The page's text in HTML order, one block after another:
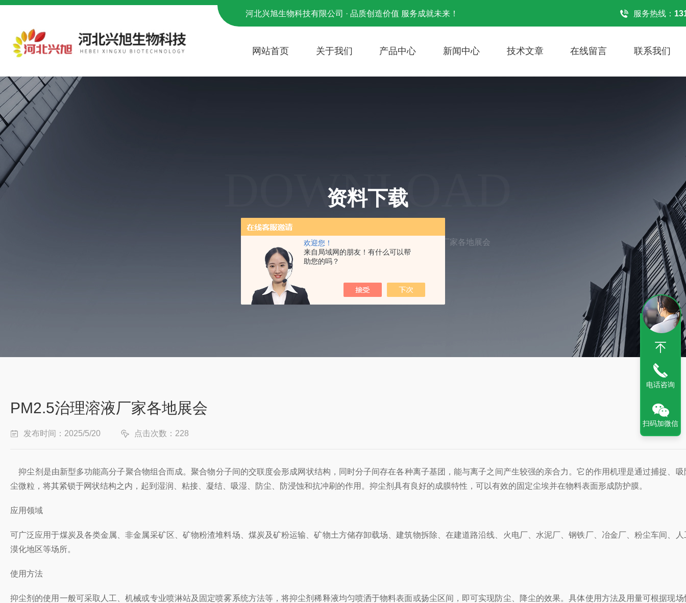
欢迎您！
来自局域网的朋友！有什么可以帮
助您的吗？
河北兴旭生物科技有限公司 · 品质创造价值 服务成就未来！ 服务热线：
网站首页 关于我们 产品中心 新闻中心 技术文章 在线留言 联系我们
DOWNLOAD
资料下载
当前位置：首页 PM2.5治理溶液厂家各地展会
PM2.5治理溶液厂家各地展会
发布时间：2025/5/20 点击次数：228
抑尘剂是由新型多功能高分子聚合物组合而成。聚合物分子间的交联度会形成网状结构，同时分子间存在各种离子基团，能与离子之间产生较强的亲合力。它的作用机理是通过捕捉、吸
尘微粒，将其紧锁于网状结构之内，起到湿润、粘接、凝结、吸湿、防尘、防浸蚀和抗冲刷的作用。抑尘剂具有良好的成膜特性，可以有效的固定尘埃并在物料表面形成防护膜。
应用领域
可广泛应用于煤炭及各类金属、非金属采矿区、矿物粉渣堆料场、煤炭及矿粉运输、矿物土方储存卸载场、建筑物拆除、在建道路沿线、火电厂、水泥厂、钢铁厂、冶金厂、粉尘车间、人
漠化地区等场所。
使用方法
抑尘剂的使用一般可采取人工、机械或专业喷淋站及固定喷雾系统方法等，将抑尘剂稀释液均匀喷洒于物料表面或扬尘区间，即可实现防尘、降尘的效果。具体使用方法及用量可根据现场
电话咨询
扫码加微信